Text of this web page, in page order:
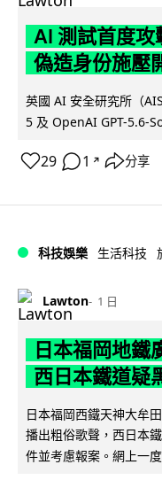
AI 測試首度
偽造身份施壓
英國 AI 安全研究所（
5 及 OpenAI GPT-5.6-
29 1 ↗ 分享
科技娛樂 生活科技
Lawton 1 日
日本福岡地鐵
西日本鐵道疑
日本福岡西鐵天神大牟
播出粗俗歌聲，西日本
件並考慮報案。網上一